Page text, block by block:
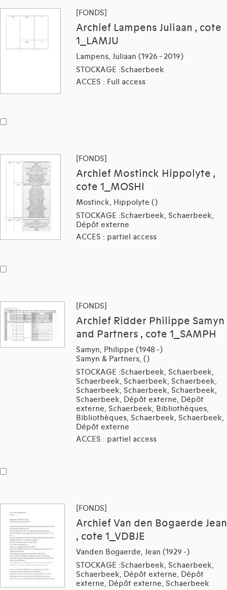
[FONDS]
Archief Lampens Juliaan , cote
1_LAMJU
Lampens, Juliaan (1926 - 2019)
STOCKAGE :Schaerbeek
ACCES : Full access
[FONDS]
Archief Mostinck Hippolyte ,
cote 1_MOSHI
Mostinck, Hippolyte ()
STOCKAGE :Schaerbeek, Schaerbeek,
Dépôt externe
ACCES : partiel access
[FONDS]
Archief Ridder Philippe Samyn
and Partners , cote 1_SAMPH
Samyn, Philippe (1948 -)
Samyn & Partners, ()
STOCKAGE :Schaerbeek, Schaerbeek,
Schaerbeek, Schaerbeek, Schaerbeek,
Schaerbeek, Schaerbeek, Schaerbeek,
Schaerbeek, Dépôt externe, Dépôt
externe, Schaerbeek, Bibliothèques,
Bibliothèques, Schaerbeek, Schaerbeek,
Dépôt externe
ACCES : partiel access
[FONDS]
Archief Van den Bogaerde Jean
, cote 1_VDBJE
Vanden Bogaerde, Jean (1929 -)
STOCKAGE :Schaerbeek, Schaerbeek,
Schaerbeek, Dépôt externe, Dépôt
externe, Dépôt externe, Schaerbeek